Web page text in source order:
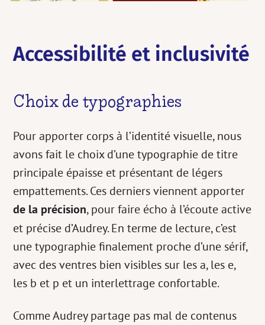
Accessibilité et inclusivité
Choix de typographies
Pour apporter corps à l’identité visuelle, nous
avons fait le choix d’une typographie de titre
principale épaisse et présentant de légers
empattements. Ces derniers viennent apporter
de la précision, pour faire écho à l’écoute active
et précise d’Audrey. En terme de lecture, c’est
une typographie finalement proche d’une sérif,
avec des ventres bien visibles sur les a, les e,
les b et p et un interlettrage confortable.
Comme Audrey partage pas mal de contenus